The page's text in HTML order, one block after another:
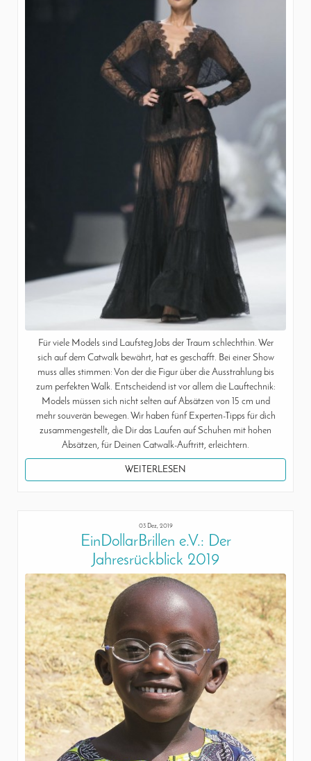
Für viele Models sind Laufsteg Jobs der Traum schlechthin. Wer
sich auf dem Catwalk bewährt, hat es geschafft. Bei einer Show
muss alles stimmen: Von der die Figur über die Ausstrahlung bis
zum perfekten Walk. Entscheidend ist vor allem die Lauftechnik:
Models müssen sich nicht selten auf Absätzen von 15 cm und
mehr souverän bewegen. Wir haben fünf Experten-Tipps für dich
zusammengestellt, die Dir das Laufen auf Schuhen mit hohen
Absätzen, für Deinen Catwalk-Auftritt, erleichtern.
WEITERLESEN
03 Dez, 2019
EinDollarBrillen e.V.: Der
Jahresrückblick 2019